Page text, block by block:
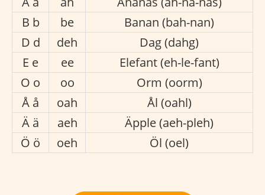
B b
be
Banan (bah-nan)
D d
deh
Dag (dahg)
E e
ee
Elefant (eh-le-fant)
O o
oo
Orm (oorm)
Å å
oah
Ål (oahl)
Ä ä
aeh
Äpple (aeh-pleh)
Ö ö
oeh Öl (oel)